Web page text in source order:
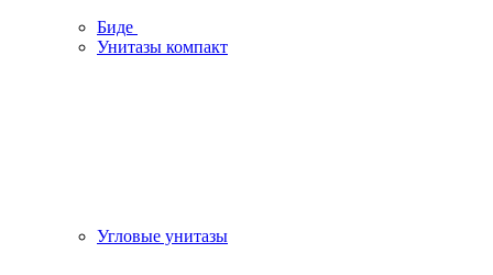
Биде
Унитазы компакт
Угловые унитазы